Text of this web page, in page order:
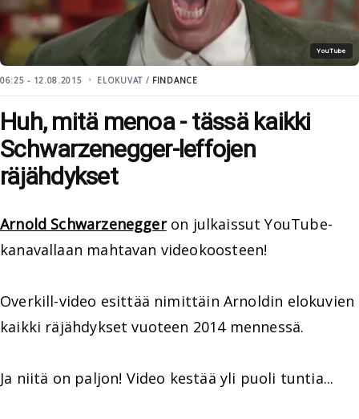
YouTube
06:25 - 12.08.2015 ELOKUVAT / FINDANCE
Huh, mitä menoa - tässä kaikki
Schwarzenegger-leffojen
räjähdykset
Arnold Schwarzeneggeron julkaissut YouTube-
kanavallaan mahtavan videokoosteen!
Overkill-video esittää nimittäin Arnoldin elokuvien
kaikki räjähdykset vuoteen 2014 mennessä.
Ja niitä on paljon! Video kestää yli puoli tuntia...